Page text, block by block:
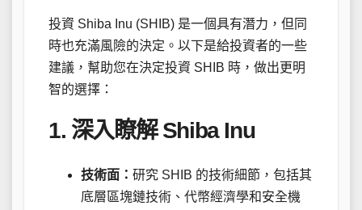
投資 Shiba Inu (SHIB) 是一個具有潛力，但同
時也充滿風險的決定。以下是給投資者的一些
建議，幫助您在決定投資 SHIB 時，做出更明
智的選擇：
1. 深入瞭解 Shiba Inu
技術面： 研究 SHIB 的技術細節，包括其
底層區塊鏈技術、代幣經濟學和安全機